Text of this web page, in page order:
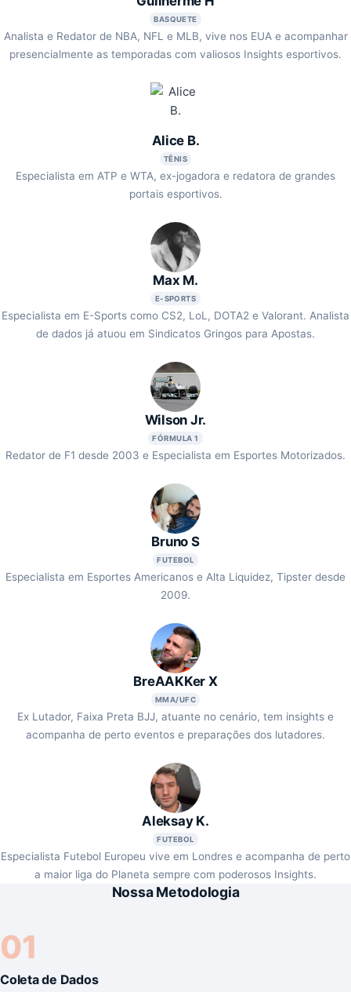
BASQUETE
Analista e Redator de NBA, NFL e MLB, vive nos EUA e acompanhar
presencialmente as temporadas com valiosos Insights esportivos.
Alice B.
TÊNIS
Especialista em ATP e WTA, ex-jogadora e redatora de grandes
portais esportivos.
Max M.
E-SPORTS
Especialista em E-Sports como CS2, LoL, DOTA2 e Valorant. Analista
de dados já atuou em Sindicatos Gringos para Apostas.
Wilson Jr.
FÓRMULA 1
Redator de F1 desde 2003 e Especialista em Esportes Motorizados.
Bruno S
FUTEBOL
Especialista em Esportes Americanos e Alta Liquidez, Tipster desde
2009.
BreAAKKer X
MMA/UFC
Ex Lutador, Faixa Preta BJJ, atuante no cenário, tem insights e
acompanha de perto eventos e preparações dos lutadores.
Aleksay K.
FUTEBOL
Especialista Futebol Europeu vive em Londres e acompanha de perto
a maior liga do Planeta sempre com poderosos Insights.
Nossa Metodologia
01
Coleta de Dados